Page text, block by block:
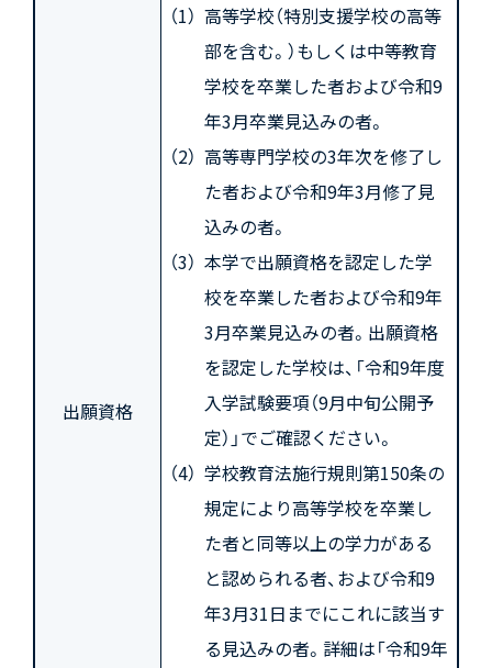
出願資格
高等学校（特別支援学校の高等
部を含む。）もしくは中等教育
学校を卒業した者および令和9
年3月卒業見込みの者。
高等専門学校の3年次を修了し
た者および令和9年3月修了見
込みの者。
本学で出願資格を認定した学
校を卒業した者および令和9年
3月卒業見込みの者。出願資格
を認定した学校は、「令和9年度
入学試験要項（9月中旬公開予
定）」でご確認ください。
学校教育法施行規則第150条の
規定により高等学校を卒業し
た者と同等以上の学力がある
と認められる者、および令和9
年3月31日までにこれに該当す
る見込みの者。詳細は「令和9年